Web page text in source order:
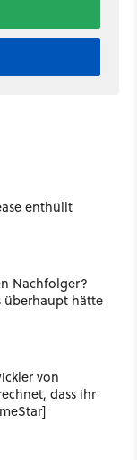
enthüllt
Nachfolger?
überhaupt hätte
von
dass ihr